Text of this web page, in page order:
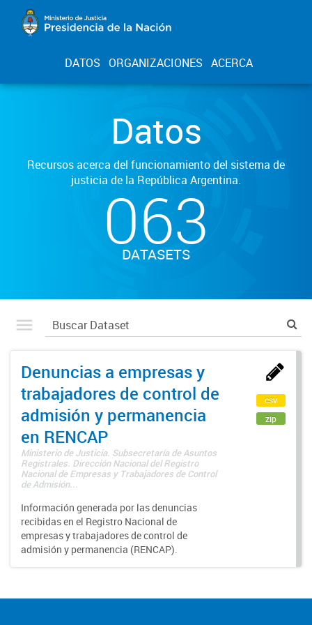
DATOS ORGANIZACIONES ACERCA
Datos
Recursos acerca del funcionamiento del sistema de
justicia de la República Argentina.
063
DATASETS
Denuncias a empresas y
trabajadores de control de
admisión y permanencia
en RENCAP
Ministerio de Justicia. Subsecretaría de Asuntos
Registrales. Dirección Nacional del Registro
Nacional de Empresas y Trabajadores de Control
de Admisión...
Información generada por las denuncias
recibidas en el Registro Nacional de
empresas y trabajadores de control de
admisión y permanencia (RENCAP).
csv
zip